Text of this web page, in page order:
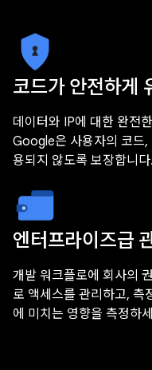
코드가 안전하게
데이터와 IP에 대한 완전
Google은 사용자의 코드,
용되지 않도록 보장합니다.
엔터프라이즈급
개발 워크플로에 회사의
로 액세스를 관리하고, 측
에 미치는 영향을 측정하